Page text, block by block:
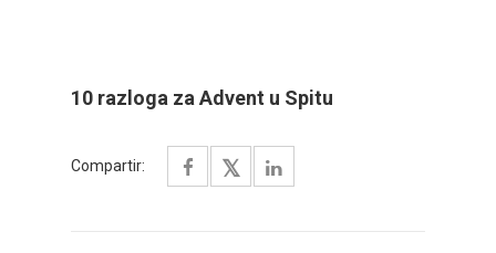
10 razloga za Advent u Spitu
Compartir: